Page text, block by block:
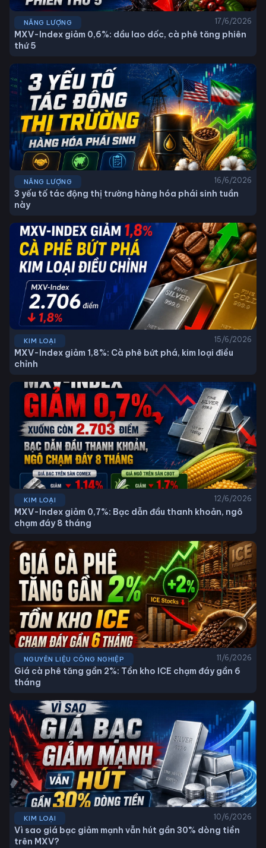
NĂNG LƯỢNG 17/6/2026
MXV-Index giảm 0,6%: dầu lao dốc, cà phê tăng phiên
thứ 5
NĂNG LƯỢNG 16/6/2026
3 yếu tố tác động thị trường hàng hóa phái sinh tuần
này
KIM LOẠI 15/6/2026
MXV-Index giảm 1,8%: Cà phê bứt phá, kim loại điều
chỉnh
KIM LOẠI 12/6/2026
MXV-Index giảm 0,7%: Bạc dẫn đầu thanh khoản, ngô
chạm đáy 8 tháng
NGUYÊN LIỆU CÔNG NGHIỆP 11/6/2026
Giá cà phê tăng gần 2%: Tồn kho ICE chạm đáy gần 6
tháng
KIM LOẠI 10/6/2026
Vì sao giá bạc giảm mạnh vẫn hút gần 30% dòng tiền
trên MXV?